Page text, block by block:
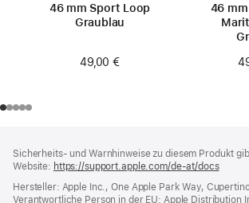
46 mm Sport Loop
Graublau
49,00 €
46
Sicherheits- und Warnhinweise zu diesem Produkt
Website: https://support.apple.com/de-at/docs(öffnet
neues
Hersteller: Apple Inc., One Apple Park Way,
Verantwortliche Person in der EU: Apple Distribution